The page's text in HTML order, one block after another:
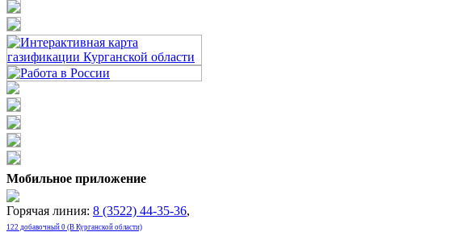
Мобильное приложение
Горячая линия: 8 (3522) 44-35-36,
122 добавочный 0 (В Курганской области)